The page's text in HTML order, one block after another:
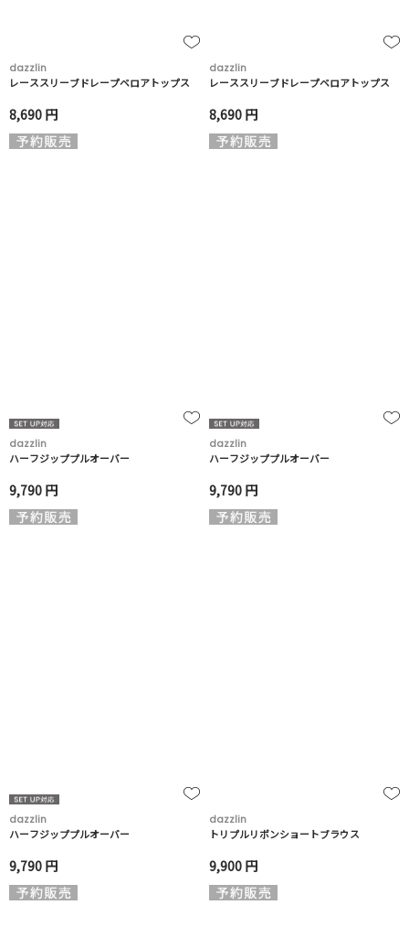
dazzlin
レーススリーブドレープベロアトップス
8,690 円
dazzlin
レーススリーブドレープベロアトップス
8,690 円
dazzlin
ハーフジッププルオーバー
9,790 円
dazzlin
ハーフジッププルオーバー
9,790 円
dazzlin
ハーフジッププルオーバー
9,790 円
dazzlin
トリプルリボンショートブラウス
9,900 円